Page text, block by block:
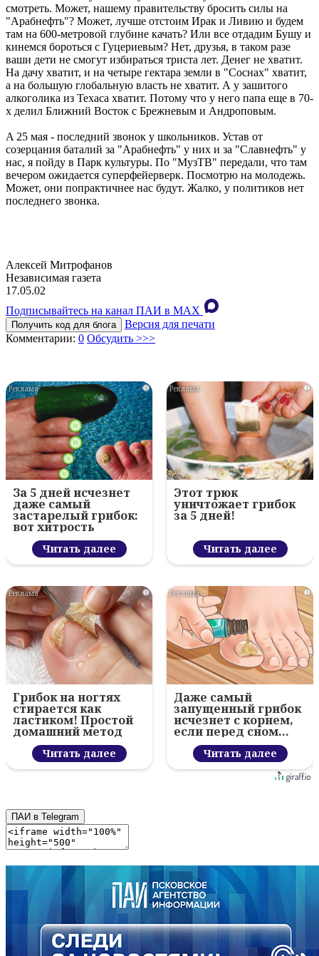
смотреть. Может, нашему правительству бросить силы на
"Арабнефть"? Может, лучше отстоим Ирак и Ливию и будем
там на 600-метровой глубине качать? Или все отдадим Бушу и
кинемся бороться с Гуцериевым? Нет, друзья, в таком разе
ваши дети не смогут избираться триста лет. Денег не хватит.
На дачу хватит, и на четыре гектара земли в "Соснах" хватит,
а на большую глобальную власть не хватит. А у зашитого
алкоголика из Техаса хватит. Потому что у него папа еще в 70-
х делил Ближний Восток с Брежневым и Андроповым.
A 25 мая - последний звонок у школьников. Устав от
созерцания баталий за "Арабнефть" у них и за "Славнефть" у
нас, я пойду в Парк культуры. По "МузТВ" передали, что там
вечером ожидается суперфейерверк. Посмотрю на молодежь.
Может, они попрактичнее нас будут. Жалко, у политиков нет
последнего звонка.
Алексей Митрофанов
Независимая газета
17.05.02
Подписывайтесь на канал ПАИ в MAХ
Получить код для блога
Версия для печати
Комментарии: 0 Обсудить >>>
i
За 5 дней исчезнет
даже самый
застарелый грибок:
вот хитрость
Читать далее
i
Этот трюк
уничтожает грибок
за 5 дней!
Читать далее
i
Грибок на ногтях
стирается как
ластиком! Простой
домашний метод
Читать далее
i
Даже самый
запущенный грибок
исчезнет с корнем,
если перед сном…
Читать далее
ПАИ в Telegram